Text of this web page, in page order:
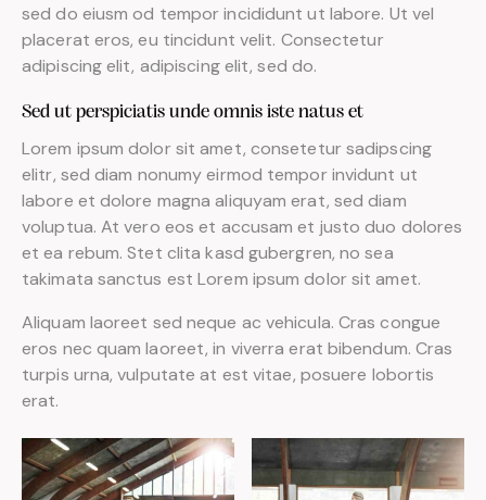
sed do eiusm od tempor incididunt ut labore. Ut vel
placerat eros, eu tincidunt velit. Consectetur
adipiscing elit, adipiscing elit, sed do.
Sed ut perspiciatis unde omnis iste natus et
Lorem ipsum dolor sit amet, consetetur sadipscing
elitr, sed diam nonumy eirmod tempor invidunt ut
labore et dolore magna aliquyam erat, sed diam
voluptua. At vero eos et accusam et justo duo dolores
et ea rebum. Stet clita kasd gubergren, no sea
takimata sanctus est Lorem ipsum dolor sit amet.
Aliquam laoreet sed neque ac vehicula. Cras congue
eros nec quam laoreet, in viverra erat bibendum. Cras
turpis urna, vulputate at est vitae, posuere lobortis
erat.